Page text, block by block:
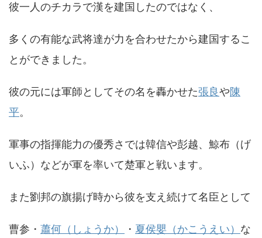
彼一人のチカラで漢を建国したのではなく、
多くの有能な武将達が力を合わせたから建国するこ
とができました。
彼の元には軍師としてその名を轟かせた張良や陳
平。
軍事の指揮能力の優秀さでは韓信や彭越、鯨布（げ
いふ）などが軍を率いて楚軍と戦います。
また劉邦の旗揚げ時から彼を支え続けて名臣として
曹参・ 蕭何（しょうか） ・ 夏侯嬰（かこうえい） な